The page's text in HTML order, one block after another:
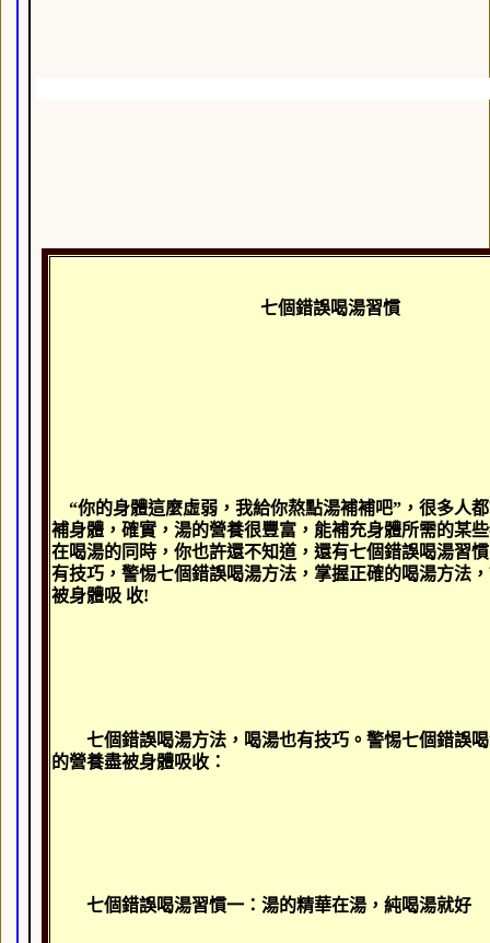
七個錯誤喝湯習慣
“你的身體這麼虛弱，我給你熬點湯補補吧” ，很多人
補身體，確實，湯的營養很豐富，能補充身體所需的某
在喝湯的同時，你也許還不知道，還有七個錯誤喝湯習
有技巧，警惕七個錯誤喝湯方法，掌握正確的喝湯方法
被身體吸 收!
七個錯誤喝湯方法，喝湯也有技巧。警惕七個錯誤喝
的營養盡被身體吸收：
七個錯誤喝湯習慣一：湯的精華在湯，純喝湯就好